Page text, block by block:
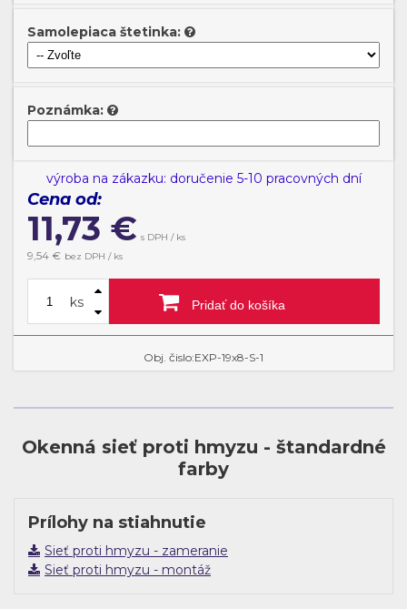
Samolepiaca štetinka:
Poznámka:
výroba na zákazku: doručenie 5-10 pracovných dní
Cena od:
11,73 € s DPH / ks
9,54 € bez DPH / ks
ks Pridať do košíka
Obj. čislo:EXP-19x8-S-1
Okenná sieť proti hmyzu - štandardné
farby
Prílohy na stiahnutie
Sieť proti hmyzu - zameranie
Sieť proti hmyzu - montáž